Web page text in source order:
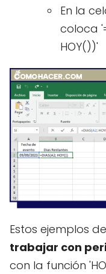
En la
coloca
HOY())'
Estos ejemplos
trabajar con
con la función